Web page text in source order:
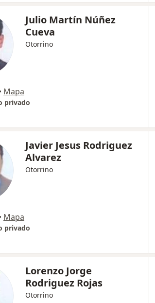
Julio Martín Núñez
Cueva
Otorrino
Mapa
privado
Javier Jesus Rodriguez
Alvarez
Otorrino
Mapa
privado
Lorenzo Jorge
Rodriguez Rojas
Otorrino